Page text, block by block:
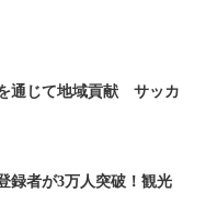
通じて地域貢献 サッカ
録者が3万人突破！観光